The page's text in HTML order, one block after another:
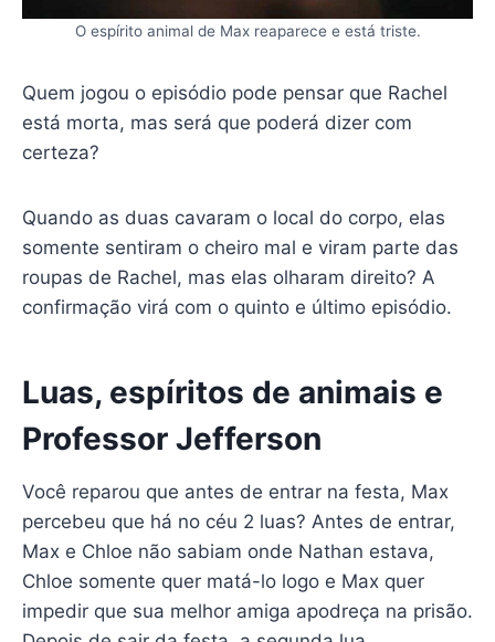
O espírito animal de Max reaparece e está triste.
Quem jogou o episódio pode pensar que Rachel
está morta, mas será que poderá dizer com
certeza?
Quando as duas cavaram o local do corpo, elas
somente sentiram o cheiro mal e viram parte das
roupas de Rachel, mas elas olharam direito? A
confirmação virá com o quinto e último episódio.
Luas, espíritos de animais e
Professor Jefferson
Você reparou que antes de entrar na festa, Max
percebeu que há no céu 2 luas? Antes de entrar,
Max e Chloe não sabiam onde Nathan estava,
Chloe somente quer matá-lo logo e Max quer
impedir que sua melhor amiga apodreça na prisão.